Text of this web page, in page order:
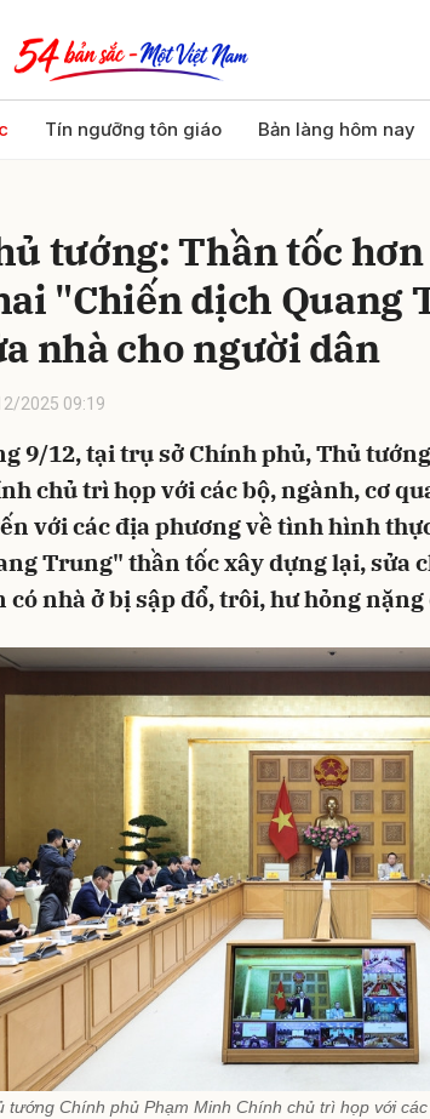
Tín ngưỡng tôn giáo Bản làng hôm nay
tướng: Thần tốc
"Chiến dịch Quang
nhà cho người dân
2025 09:19
9/12, tại trụ sở Chính phủ, Thủ
chủ trì họp với các bộ, ngành, cơ
với các địa phương về tình hình
Trung" thần tốc xây dựng lại, sửa
có nhà ở bị sập đổ, trôi, hư hỏng
tướng Chính phủ Phạm Minh Chính chủ trì họp với
Gửi bình luận